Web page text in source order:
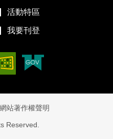
活動特區
我要刊登
網站著作權聲明
Reserved.